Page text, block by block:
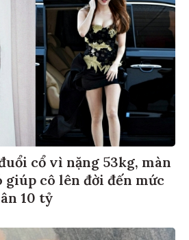
cổ vì nặng 53kg, màn
giúp cô lên đời đến mức
10 tỷ